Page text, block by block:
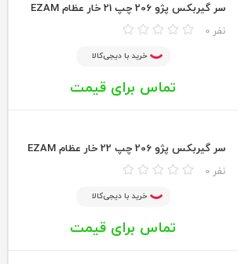
سر گيربكس پژو 206 چپ 21 خار عظام EZAM
0 نفر
خرید با دیجی‌کالا
تماس برای قیمت
سر گيربكس پژو 206 چپ 22 خار عظام EZAM
0 نفر
خرید با دیجی‌کالا
تماس برای قیمت